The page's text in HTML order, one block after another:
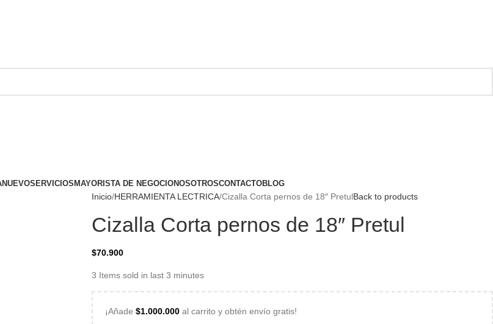
NUEVOSERVICIOS MAYORISTA DE NEGOCIONOSOTROSCONTACTOBLOG
Inicio HERRAMIENTA LECTRICA Cizalla Corta pernos de 18″ PretulBack to products
Cizalla Corta pernos de 18″ Pretul
$70.900
3 Items sold in last 3 minutes
¡Añade $1.000.000 al carrito y obtén envío gratis!